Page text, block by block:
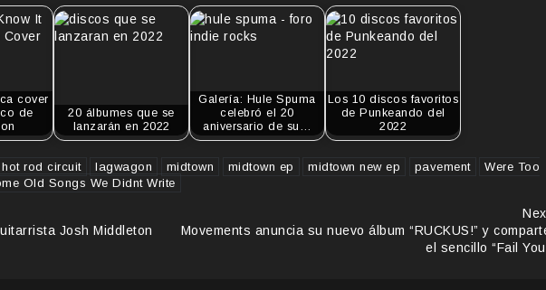
cover
de
20 álbumes que se
lanzarán en 2022
Galería: Hule Spuma
celebró el 20
aniversario de su…
Los 10 discos favoritos
de Punkeando del
2022
hot rod circuit lagwagon midtown midtown ep midtown new ep pavement
Were Too
Old Songs We Didnt Write
Josh Middleton
Movements anuncia su nuevo álbum “RUCKUS!” y
el sencillo “Fail